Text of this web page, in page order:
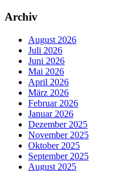
Archiv
August 2026
Juli 2026
Juni 2026
Mai 2026
April 2026
März 2026
Februar 2026
Januar 2026
Dezember 2025
November 2025
Oktober 2025
September 2025
August 2025